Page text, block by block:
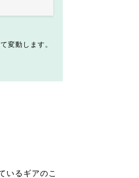
変動します。
いるギアのこ